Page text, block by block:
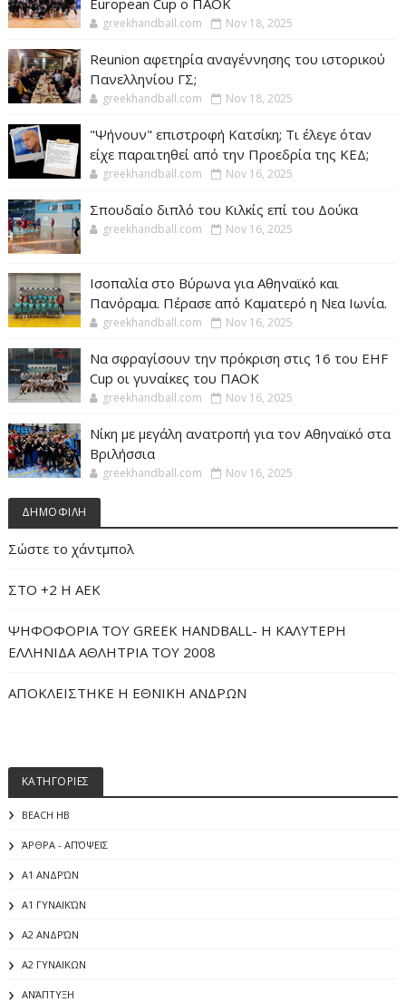
European Cup ο ΠΑΟΚ
greekhandball.com Nov 18, 2025
Reunion αφετηρία αναγέννησης του ιστορικού
Πανελληνίου ΓΣ;
greekhandball.com Nov 18, 2025
"Ψήνουν" επιστροφή Κατσίκη; Τι έλεγε όταν
είχε παραιτηθεί από την Προεδρία της ΚΕΔ;
greekhandball.com Nov 16, 2025
Σπουδαίο διπλό του Κιλκίς επί του Δούκα
greekhandball.com Nov 16, 2025
Ισοπαλία στο Βύρωνα για Αθηναϊκό και
Πανόραμα. Πέρασε από Καματερό η Νεα Ιωνία.
greekhandball.com Nov 16, 2025
Να σφραγίσουν την πρόκριση στις 16 του EHF
Cup οι γυναίκες του ΠΑΟΚ
greekhandball.com Nov 16, 2025
Νίκη με μεγάλη ανατροπή για τον Αθηναϊκό στα
Βριλήσσια
greekhandball.com Nov 16, 2025
ΔΗΜΟΦΙΛΗ
Σώστε το χάντμπολ
ΣΤΟ +2 Η ΑΕΚ
ΨΗΦΟΦΟΡΙΑ ΤΟΥ GREEK HANDBALL- H ΚΑΛΥΤΕΡΗ
ΕΛΛΗΝΙΔΑ ΑΘΛΗΤΡΙΑ ΤΟΥ 2008
ΑΠΟΚΛΕΙΣΤΗΚΕ Η ΕΘΝΙΚΗ ΑΝΔΡΩΝ
ΚΑΤΗΓΟΡΙΕΣ
BEACH HB
ΆΡΘΡΑ - ΑΠΌΨΕΙΣ
Α1 ΑΝΔΡΏΝ
Α1 ΓΥΝΑΙΚΏΝ
Α2 ΑΝΔΡΏΝ
Α2 ΓΥΝΑΙΚΩΝ
ΑΝΆΠΤΥΞΗ